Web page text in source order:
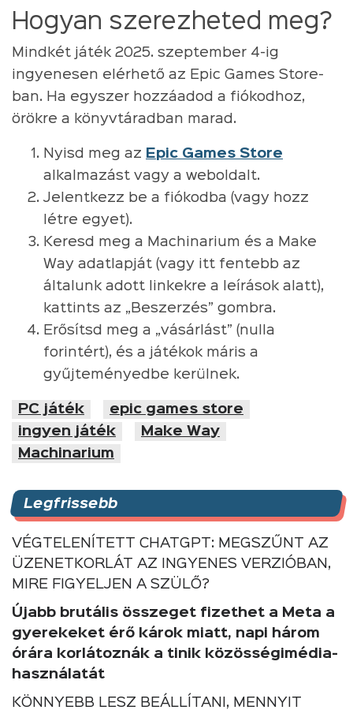
Hogyan szerezheted meg?
Mindkét játék 2025. szeptember 4-ig
ingyenesen elérhető az Epic Games Store-
ban. Ha egyszer hozzáadod a fiókodhoz,
örökre a könyvtáradban marad.
Nyisd meg az Epic Games Store
alkalmazást vagy a weboldalt.
Jelentkezz be a fiókodba (vagy hozz
létre egyet).
Keresd meg a Machinarium és a Make
Way adatlapját (vagy itt fentebb az
általunk adott linkekre a leírások alatt),
kattints az „Beszerzés” gombra.
Erősítsd meg a „vásárlást” (nulla
forintért), és a játékok máris a
gyűjteményedbe kerülnek.
PC játék
epic games store
ingyen játék
Make Way
Machinarium
Legfrissebb
VÉGTELENÍTETT CHATGPT: MEGSZŰNT AZ
ÜZENETKORLÁT AZ INGYENES VERZIÓBAN,
MIRE FIGYELJEN A SZÜLŐ?
Újabb brutális összeget fizethet a Meta a
gyerekeket érő károk miatt, napi három
órára korlátoznák a tinik közösségimédia-
használatát
KÖNNYEBB LESZ BEÁLLÍTANI, MENNYIT